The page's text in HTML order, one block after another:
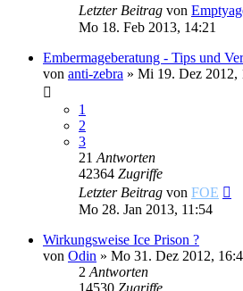
Letzter Beitrag von
Mo 18. Feb 2013, 14:21
Embermageberatung - Tips und
von anti-zebra » Mi 19. Dez 2012,
1
2
3
21 Antworten
42364 Zugriffe
Letzter Beitrag von FOE
Mo 28. Jan 2013, 11:54
Wirkungsweise Ice Prison ?
von Odin » Mo 31. Dez 2012,
2 Antworten
14530 Zugriffe